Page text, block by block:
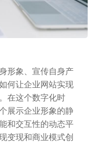
形象、宣传自身产
何让企业网站实现
在这个数字化时
展示企业形象的静
和交互性的动态平
变现和商业模式创